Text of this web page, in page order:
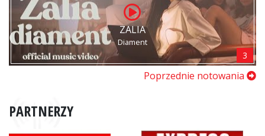
ZALIA
Diament
3
Poprzednie notowania
PARTNERZY